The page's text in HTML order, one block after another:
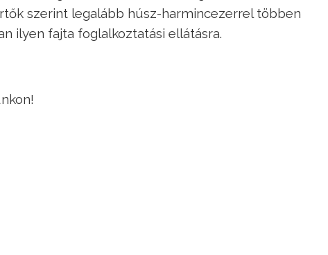
szerint legalább húsz-harmincezerrel többen
ilyen fajta foglalkoztatási ellátásra.